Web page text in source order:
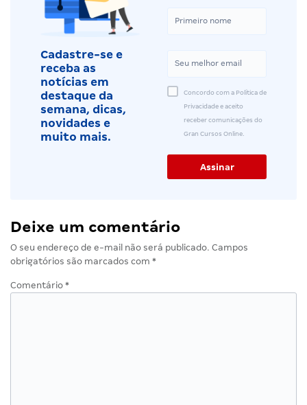
Cadastre-se e
receba as
notícias em
destaque da
semana, dicas,
novidades e
muito mais.
Concordo com a Política de
Privacidade e aceito
receber comunicações do
Gran Cursos Online.
Deixe um comentário
O seu endereço de e-mail não será publicado. Campos
obrigatórios são marcados com *
Comentário *